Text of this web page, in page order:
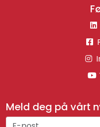
Meld deg på vårt